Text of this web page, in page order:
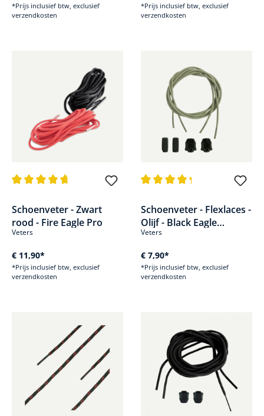
*Prijs inclusief btw, exclusief
verzendkosten
*Prijs inclusief btw, exclusief
verzendkosten
Schoenveter - Zwart
rood - Fire Eagle Pro
Veters
€ 11,90*
*Prijs inclusief btw, exclusief
verzendkosten
Schoenveter - Flexlaces -
Olijf - Black Eagle
Adventure
Veters
€ 7,90*
*Prijs inclusief btw, exclusief
verzendkosten